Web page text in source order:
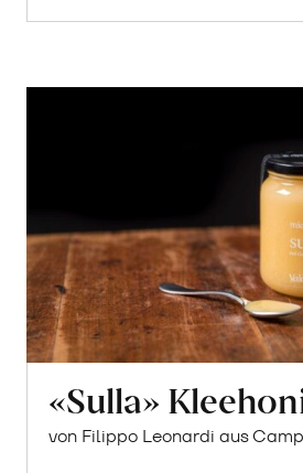
«Sulla»
von Filippo Leonardi aus